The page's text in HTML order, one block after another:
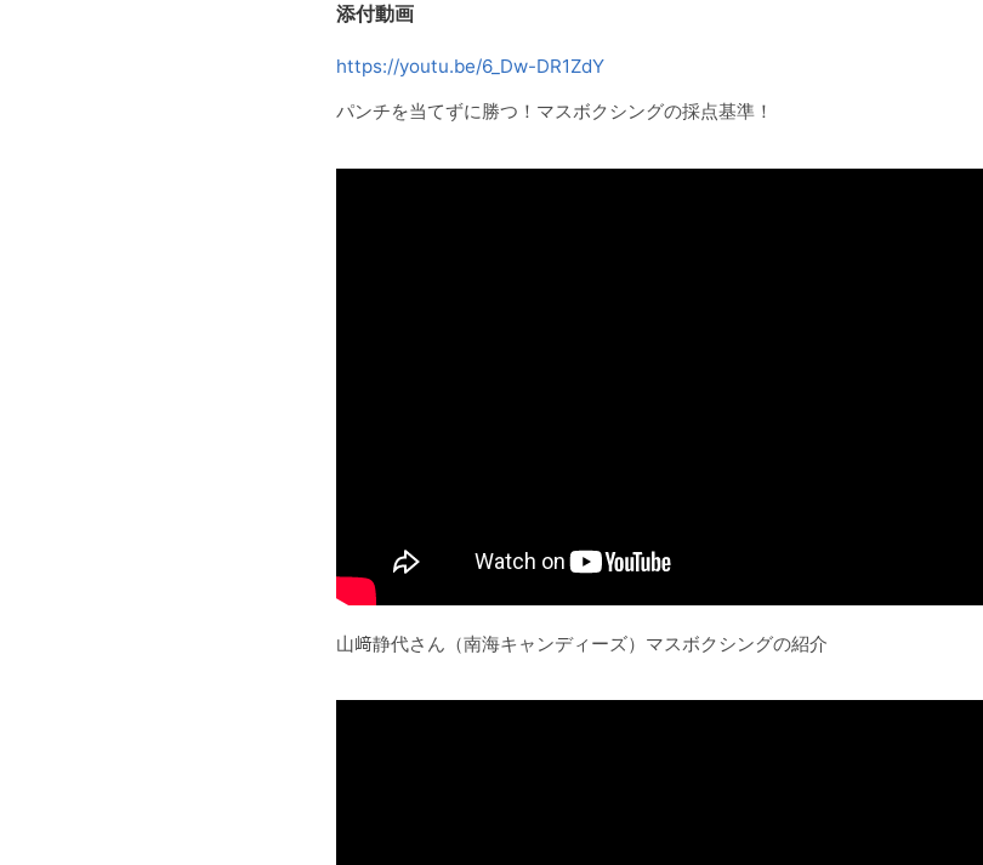
添付動画
https://youtu.be/6_Dw-DR1ZdY
パンチを当てずに勝つ！マスボクシングの採点基準！
山﨑静代さん（南海キャンディーズ）マスボクシングの紹介